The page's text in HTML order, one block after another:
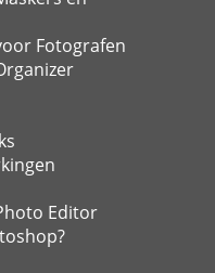
Fotografen
Editor